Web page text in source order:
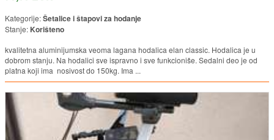
Kategorije:Šetalice i štapovi za hodanje
Stanje: Korišteno
kvalitetna aluminijumska veoma lagana hodalica elan classic. Hodalica je u
dobrom stanju. Na hodalici sve ispravno i sve funkcioniše. Sedalni deo je od
platna koji ima nosivost do 150kg. Ima ...